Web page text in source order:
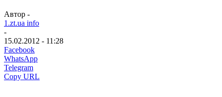
Автор -
1.zt.ua info
-
15.02.2012 - 11:28
Facebook
WhatsApp
Telegram
Copy URL